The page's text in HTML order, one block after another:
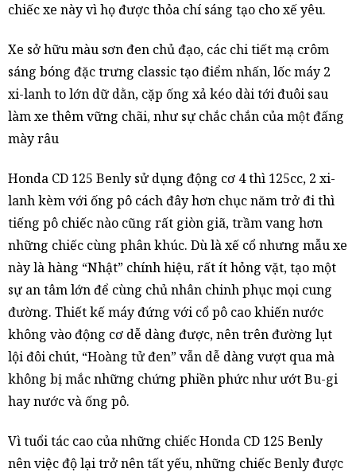
chiếc xe này vì họ được thỏa chí sáng tạo cho xế yêu.
Xe sở hữu màu sơn đen chủ đạo, các chi tiết mạ crôm
sáng bóng đặc trưng classic tạo điểm nhấn, lốc máy 2
xi-lanh to lớn dữ dằn, cặp ống xả kéo dài tới đuôi sau
làm xe thêm vững chãi, như sự chắc chắn của một đấng
mày râu
Honda CD 125 Benly sử dụng động cơ 4 thì 125cc, 2 xi-
lanh kèm với ống pô cách đây hơn chục năm trở đi thì
tiếng pô chiếc nào cũng rất giòn giã, trầm vang hơn
những chiếc cùng phân khúc. Dù là xế cổ nhưng mẫu xe
này là hàng “Nhật” chính hiệu, rất ít hỏng vặt, tạo một
sự an tâm lớn để cùng chủ nhân chinh phục mọi cung
đường. Thiết kế máy đứng với cổ pô cao khiến nước
không vào động cơ dễ dàng được, nên trên đường lụt
lội đôi chút, “Hoàng tử đen” vẫn dễ dàng vượt qua mà
không bị mắc những chứng phiền phức như ướt Bu-gi
hay nước và ống pô.
Vì tuổi tác cao của những chiếc Honda CD 125 Benly
nên việc độ lại trở nên tất yếu, những chiếc Benly được